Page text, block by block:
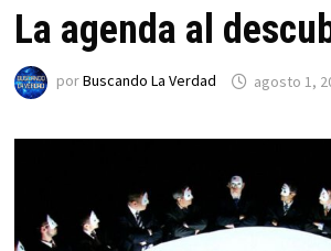
La agenda al
porBuscando La Verdad agosto 1,